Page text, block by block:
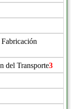
del Transporte3